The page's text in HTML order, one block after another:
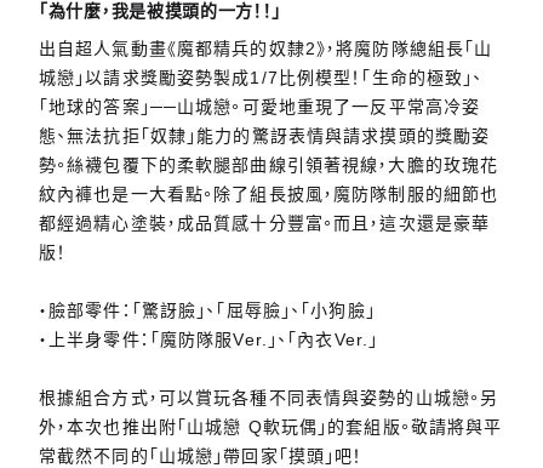
「為什麼，我是被摸頭的一方！！」
出自超人氣動畫《魔都精兵的奴隸2》，將魔防隊總組長「山
城戀」以請求獎勵姿勢製成1/7比例模型！「生命的極致」、
「地球的答案」──山城戀。可愛地重現了一反平常高冷姿
態、無法抗拒「奴隸」能力的驚訝表情與請求摸頭的獎勵姿
勢。絲襪包覆下的柔軟腿部曲線引領著視線，大膽的玫瑰花
紋內褲也是一大看點。除了組長披風，魔防隊制服的細節也
都經過精心塗裝，成品質感十分豐富。而且，這次還是豪華
版！
・臉部零件：「驚訝臉」、「屈辱臉」、「小狗臉」
・上半身零件：「魔防隊服Ver.」、「內衣Ver.」
根據組合方式，可以賞玩各種不同表情與姿勢的山城戀。另
外，本次也推出附「山城戀 Q軟玩偶」的套組版。敬請將與平
常截然不同的「山城戀」帶回家「摸頭」吧！